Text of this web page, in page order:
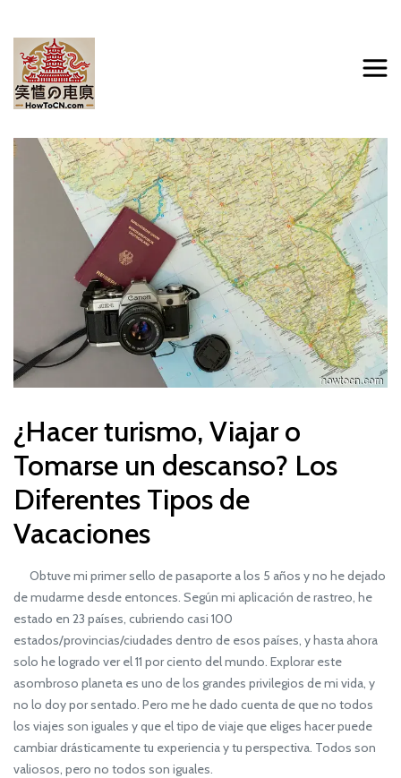
¿Hacer turismo, Viajar o
Tomarse un descanso? Los
Diferentes Tipos de
Vacaciones
Obtuve mi primer sello de pasaporte a los 5 años y no he dejado
de mudarme desde entonces. Según mi aplicación de rastreo, he
estado en 23 países, cubriendo casi 100
estados/provincias/ciudades dentro de esos países, y hasta ahora
solo he logrado ver el 11 por ciento del mundo. Explorar este
asombroso planeta es uno de los grandes privilegios de mi vida, y
no lo doy por sentado. Pero me he dado cuenta de que no todos
los viajes son iguales y que el tipo de viaje que eliges hacer puede
cambiar drásticamente tu experiencia y tu perspectiva. Todos son
valiosos, pero no todos son iguales.